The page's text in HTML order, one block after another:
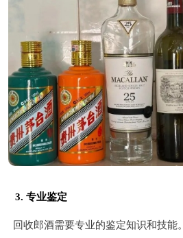
3. 专业鉴定
回收郎酒需要专业的鉴定知识和技能